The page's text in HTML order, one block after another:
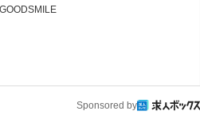
Sponsored by